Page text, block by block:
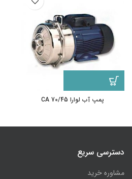
پمپ آب لوارا CA 70/45
دسترسی سریع
مشاوره خرید